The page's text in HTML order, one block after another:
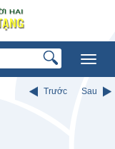
Trước Sau